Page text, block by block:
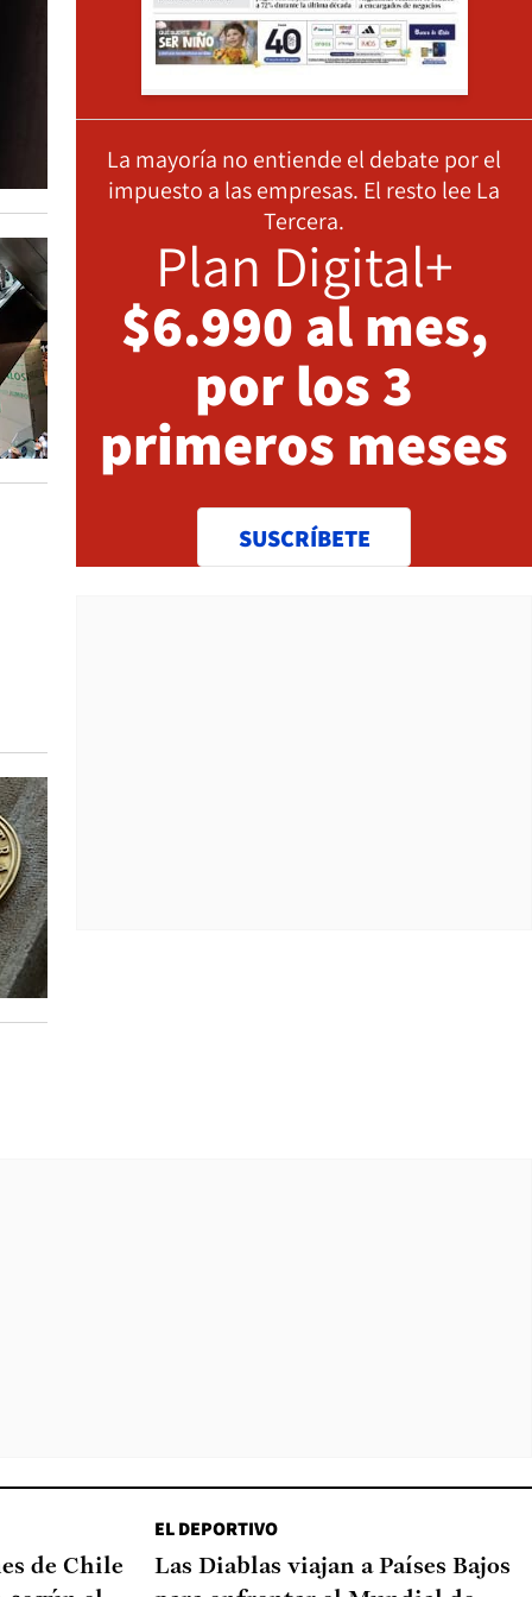
La mayoría no entiende el debate por el
impuesto a las empresas. El resto lee La
Tercera.
Plan Digital+
$6.990 al mes,
por los 3
primeros meses
SUSCRÍBETE
de Chile
EL DEPORTIVO
Las Diablas viajan a Países Bajos